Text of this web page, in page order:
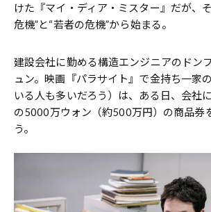
けた『マイ・ディア・ミスター』だが、
危機”と“若者の危機”から始まる。
建設会社に勤める構造エンジニアのドン
ュン。映画『パラサイト』で金持ち一家
いる人も多いだろう）は、ある日、会社
の5000万ウォン（約500万円）の商品券
う。